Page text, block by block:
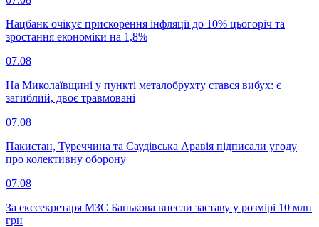
Нацбанк очікує прискорення інфляції до 10% цьогоріч та
зростання економіки на 1,8%
07.08
На Миколаївщині у пункті металобрухту стався вибух: є
загиблий, двоє травмовані
07.08
Пакистан, Туреччина та Саудівська Аравія підписали угоду
про колективну оборону
07.08
За екссекретаря МЗС Банькова внесли заставу у розмірі 10 млн
грн